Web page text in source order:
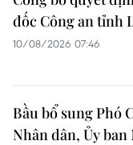
đốc Công an tỉnh
10/08/2026 07:46
Bầu bổ sung Phó
Nhân dân, Ủy